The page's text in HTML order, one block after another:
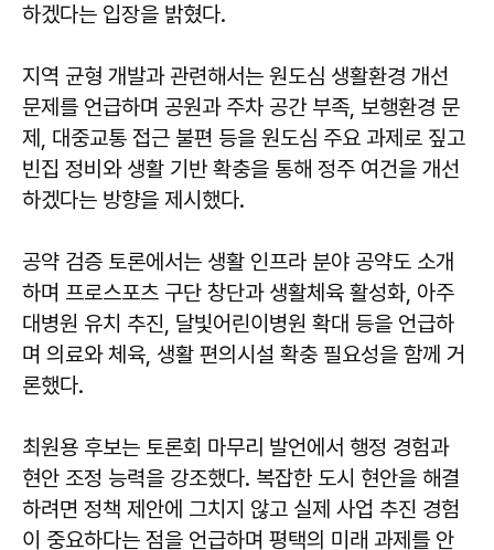
하겠다는 입장을 밝혔다.
지역 균형 개발과 관련해서는 원도심 생활환경 개선
문제를 언급하며 공원과 주차 공간 부족, 보행환경 문
제, 대중교통 접근 불편 등을 원도심 주요 과제로 짚고
빈집 정비와 생활 기반 확충을 통해 정주 여건을 개선
하겠다는 방향을 제시했다.
공약 검증 토론에서는 생활 인프라 분야 공약도 소개
하며 프로스포츠 구단 창단과 생활체육 활성화, 아주
대병원 유치 추진, 달빛어린이병원 확대 등을 언급하
며 의료와 체육, 생활 편의시설 확충 필요성을 함께 거
론했다.
최원용 후보는 토론회 마무리 발언에서 행정 경험과
현안 조정 능력을 강조했다. 복잡한 도시 현안을 해결
하려면 정책 제안에 그치지 않고 실제 사업 추진 경험
이 중요하다는 점을 언급하며 평택의 미래 과제를 안